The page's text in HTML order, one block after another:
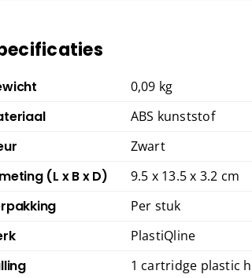
0,09 kg
ABS kunststof
Zwart
(L x B x D) 9.5 x 13.5 x 3.2 cm
Per stuk
PlastiQline
1 cartridge plastic